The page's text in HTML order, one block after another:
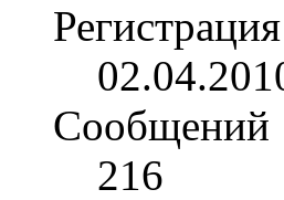
Регистрация
Сообщений
216